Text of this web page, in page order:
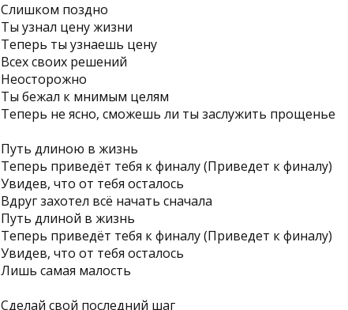
Слишком поздно
Ты узнал цену жизни
Теперь ты узнаешь цену
Всех своих решений
Неосторожно
Ты бежал к мнимым целям
Теперь не ясно, сможешь ли ты заслужить прощенье
Путь длиною в жизнь
Теперь приведёт тебя к финалу (Приведет к финалу)
Увидев, что от тебя осталось
Вдруг захотел всё начать сначала
Путь длиной в жизнь
Теперь приведёт тебя к финалу (Приведет к финалу)
Увидев, что от тебя осталось
Лишь самая малость
Сделай свой последний шаг